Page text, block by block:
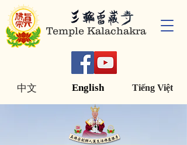
Temple Kalachakra
English Tiếng Việt
中文